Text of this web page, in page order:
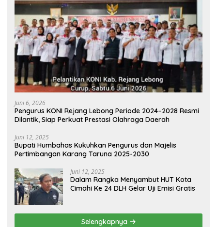
Juni 6, 2026
Pengurus KONI Rejang Lebong Periode 2024–2028 Resmi
Dilantik, Siap Perkuat Prestasi Olahraga Daerah
Juni 12, 2025
Bupati Humbahas Kukuhkan Pengurus dan Majelis
Pertimbangan Karang Taruna 2025-2030
Juni 12, 2025
Dalam Rangka Menyambut HUT Kota
Cimahi Ke 24 DLH Gelar Uji Emisi Gratis
Selengkapnya